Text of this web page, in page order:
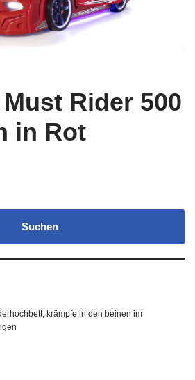
Rider 500
in Rot
Suchen
krämpfe in den beinen im